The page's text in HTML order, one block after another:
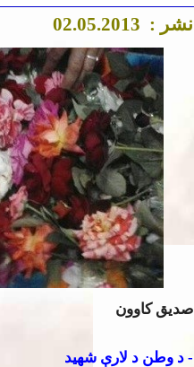
نشر : 02.05.2013
صدیق کاوون
- د وطن د لارې شهید